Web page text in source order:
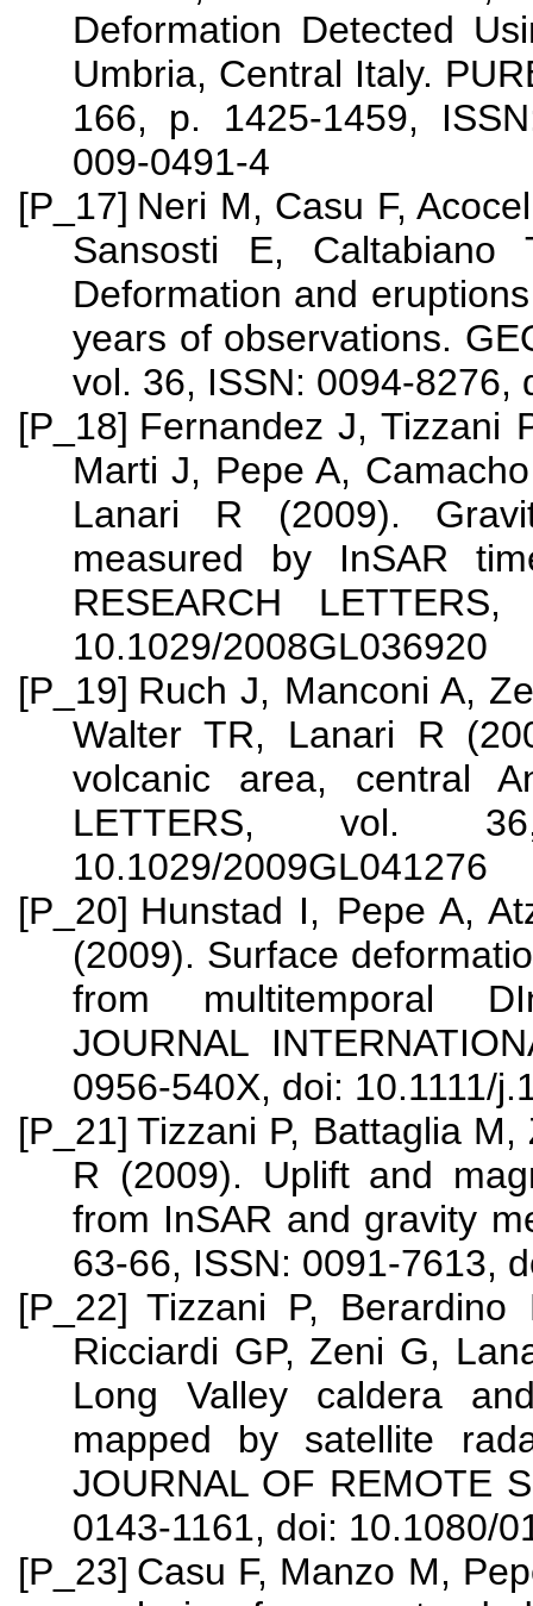
Deformation Detected
Umbria, Central Italy.
166, p. 1425-1459,
009-0491-4
[P_17] Neri M, Casu F,
Sansosti E,
Deformation and
years of observations.
vol. 36, ISSN: 0094-8276,
[P_18] Fernandez J, Tizzani
Marti J, Pepe A,
Lanari R (2009).
measured by InSAR
RESEARCH
10.1029/2008GL036920
[P_19] Ruch J, Manconi A,
Walter TR, Lanari R
volcanic area, central
LETTERS, vol.
10.1029/2009GL041276
[P_20] Hunstad I, Pepe A,
(2009). Surface
from multitemporal
JOURNAL
0956-540X, doi: 10.1111/
[P_21] Tizzani P, Battaglia
R (2009). Uplift and
from InSAR and gravity
63-66, ISSN: 0091-7613,
[P_22] Tizzani P,
Ricciardi GP, Zeni G,
Long Valley caldera
mapped by satellite
JOURNAL OF REMOTE
0143-1161, doi: 10.1080/
[P_23] Casu F, Manzo M,